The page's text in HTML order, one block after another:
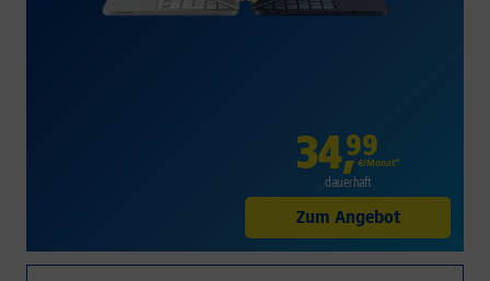
34,99
€/Monat*
dauerhaft
Zum Angebot